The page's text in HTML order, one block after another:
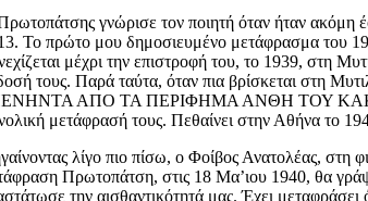
γνώρισε τον ποιητή όταν ήταν ακόμη
Το πρώτο μου δημοσιευμένο μετάφρασμα του
μέχρι την επιστροφή του, το 1939, στη
τους. Παρά ταύτα, όταν πια βρίσκεται στη
ΑΠΟ ΤΑ ΠΕΡΙΦΗΜΑ ΑΝΘΗ ΤΟΥ ΚΑΚΟΥτου
μετάφρασή τους. Πεθαίνει στην Αθήνα το
λίγο πιο πίσω, ο Φοίβος Ανατολέας, στη
Πρωτοπάτση, στις 18 Μα’ιου 1940, θα
την αισθαντικότητά μας. Έχει